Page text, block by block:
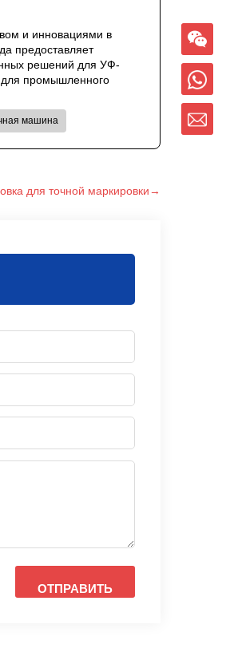
и инновациями в
предоставляет
решений для УФ-
для промышленного
машина
для точной маркировки→
ОТПРАВИТЬ